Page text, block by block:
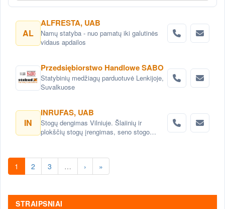
AL
ALFRESTA, UAB
Namų statyba - nuo pamatų iki galutinės
vidaus apdailos
Przedsiębiorstwo Handlowe SABO
Statybinių medžiagų parduotuvė Lenkijoje,
Suvalkuose
IN
INRUFAS, UAB
Stogų dengimas Vilniuje. Šlaiinių ir
plokščių stogų įrengimas, seno stogo
Vilniuje. Stogų remonto darbai, stogo
renovacija Vilniuje.
1 2 3 … › »
STRAIPSNIAI